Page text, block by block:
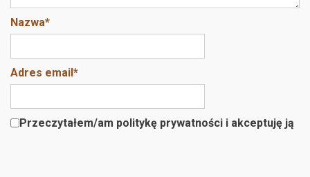
Nazwa*
Adres email*
Przeczytałem/am politykę prywatności i akceptuję ją